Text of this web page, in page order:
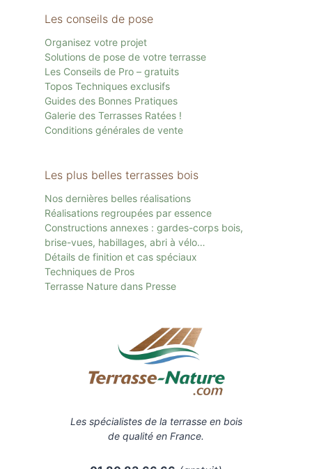
Les conseils de pose
Organisez votre projet
Solutions de pose de votre terrasse
Les Conseils de Pro – gratuits
Topos Techniques exclusifs
Guides des Bonnes Pratiques
Galerie des Terrasses Ratées !
Conditions générales de vente
Les plus belles terrasses bois
Nos dernières belles réalisations
Réalisations regroupées par essence
Constructions annexes : gardes-corps bois,
brise-vues, habillages, abri à vélo…
Détails de finition et cas spéciaux
Techniques de Pros
Terrasse Nature dans Presse
Les spécialistes de la terrasse en bois
de qualité en France.